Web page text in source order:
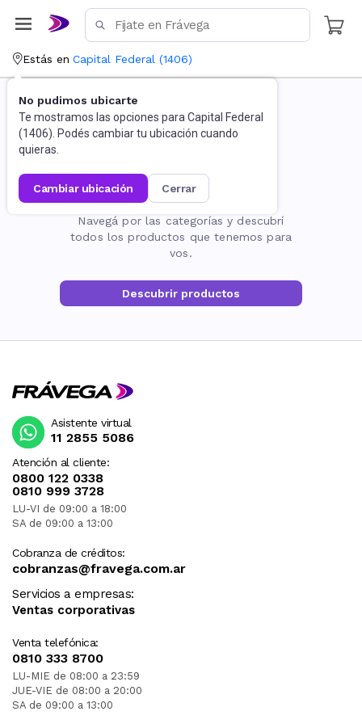
Estás en Capital Federal (1406)
No pudimos ubicarte
Te mostramos las opciones para Capital Federal
(1406). Podés cambiar tu ubicación cuando
quieras.
cambiar ubicación cerrar
La página no existe
Navegá por las categorías y descubrí
todos los productos que tenemos para
vos.
Descubrir productos
Atención al cliente:
0800 122 0338
0810 999 3728
LU-VI de 09:00 a 18:00
SA de 09:00 a 13:00
Cobranza de créditos:
cobranzas@fravega.com.ar
Servicios a empresas:
Ventas corporativas
Venta telefónica:
0810 333 8700
LU-MIE de 08:00 a 23:59
JUE-VIE de 08:00 a 20:00
SA de 09:00 a 13:00
Asistente virtual
11 2855 5086